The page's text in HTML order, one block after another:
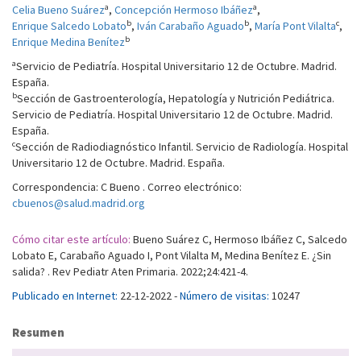
Celia Bueno Suáreza, Concepción Hermoso Ibáñeza,
Enrique Salcedo Lobatob, Iván Carabaño Aguadob, María Pont Vilaltac,
Enrique Medina Benítezb
aServicio de Pediatría. Hospital Universitario 12 de Octubre. Madrid.
España.
bSección de Gastroenterología, Hepatología y Nutrición Pediátrica.
Servicio de Pediatría. Hospital Universitario 12 de Octubre. Madrid.
España.
cSección de Radiodiagnóstico Infantil. Servicio de Radiología. Hospital
Universitario 12 de Octubre. Madrid. España.
Correspondencia: C Bueno . Correo electrónico:
cbuenos@salud.madrid.org
Cómo citar este artículo: Bueno Suárez C, Hermoso Ibáñez C, Salcedo
Lobato E, Carabaño Aguado I, Pont Vilalta M, Medina Benítez E. ¿Sin
salida? . Rev Pediatr Aten Primaria. 2022;24:421-4.
Publicado en Internet: 22-12-2022 -Número de visitas: 10247
Resumen